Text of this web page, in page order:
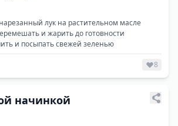
лук на растительном масле
и жарить до готовности
и посыпать свежей зеленью
8
начинкой